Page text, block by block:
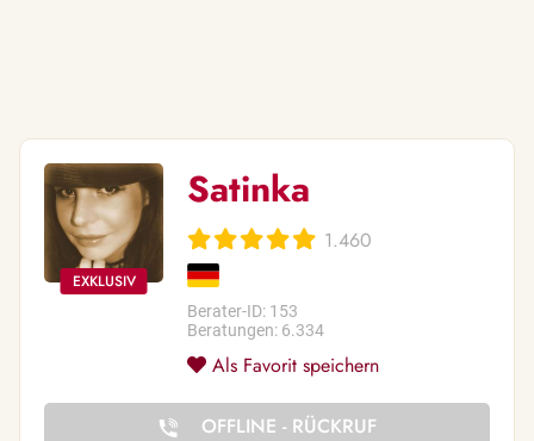
Satinka
1.460
Berater-ID: 153
Beratungen: 6.334
Als Favorit speichern
OFFLINE - RÜCKRUF